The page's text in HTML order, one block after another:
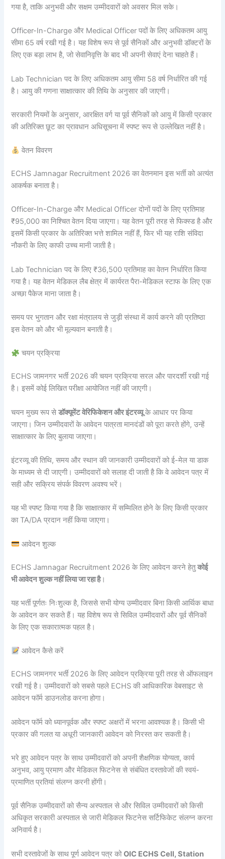
गया है, ताकि अनुभवी और सक्षम उम्मीदवारों को अवसर मिल सके।
Officer-In-Charge और Medical Officer पदों के लिए अधिकतम आयु
सीमा 65 वर्ष रखी गई है। यह विशेष रूप से पूर्व सैनिकों और अनुभवी डॉक्टरों के
लिए एक बड़ा लाभ है, जो सेवानिवृत्ति के बाद भी अपनी सेवाएं देना चाहते हैं।
Lab Technician पद के लिए अधिकतम आयु सीमा 58 वर्ष निर्धारित की गई
है। आयु की गणना साक्षात्कार की तिथि के अनुसार की जाएगी।
सरकारी नियमों के अनुसार, आरक्षित वर्ग या पूर्व सैनिकों को आयु में किसी प्रकार
की अतिरिक्त छूट का प्रावधान अधिसूचना में स्पष्ट रूप से उल्लेखित नहीं है।
वेतन विवरण
ECHS Jamnagar Recruitment 2026 का वेतनमान इस भर्ती को अत्यंत
आकर्षक बनाता है।
Officer-In-Charge और Medical Officer दोनों पदों के लिए प्रतिमाह
₹95,000 का निश्चित वेतन दिया जाएगा। यह वेतन पूरी तरह से फिक्स्ड है और
इसमें किसी प्रकार के अतिरिक्त भत्ते शामिल नहीं हैं, फिर भी यह राशि संविदा
नौकरी के लिए काफी उच्च मानी जाती है।
Lab Technician पद के लिए ₹36,500 प्रतिमाह का वेतन निर्धारित किया
गया है। यह वेतन मेडिकल लैब क्षेत्र में कार्यरत पैरा-मेडिकल स्टाफ के लिए एक
अच्छा पैकेज माना जाता है।
समय पर भुगतान और रक्षा मंत्रालय से जुड़ी संस्था में कार्य करने की प्रतिष्ठा
इस वेतन को और भी मूल्यवान बनाती है।
चयन प्रक्रिया
ECHS जामनगर भर्ती 2026 की चयन प्रक्रिया सरल और पारदर्शी रखी गई
है। इसमें कोई लिखित परीक्षा आयोजित नहीं की जाएगी।
चयन मुख्य रूप सेडॉक्यूमेंट वेरिफिकेशन और इंटरव्यूके आधार पर किया
जाएगा। जिन उम्मीदवारों के आवेदन पात्रता मानदंडों को पूरा करते होंगे, उन्हें
साक्षात्कार के लिए बुलाया जाएगा।
इंटरव्यू की तिथि, समय और स्थान की जानकारी उम्मीदवारों को ई-मेल या डाक
के माध्यम से दी जाएगी। उम्मीदवारों को सलाह दी जाती है कि वे आवेदन पत्र में
सही और सक्रिय संपर्क विवरण अवश्य भरें।
यह भी स्पष्ट किया गया है कि साक्षात्कार में सम्मिलित होने के लिए किसी प्रकार
का TA/DA प्रदान नहीं किया जाएगा।
आवेदन शुल्क
ECHS Jamnagar Recruitment 2026 के लिए आवेदन करने हेतुकोई
भी आवेदन शुल्क नहीं लिया जा रहा है।
यह भर्ती पूर्णतः निःशुल्क है, जिससे सभी योग्य उम्मीदवार बिना किसी आर्थिक बाधा
के आवेदन कर सकते हैं। यह विशेष रूप से सिविल उम्मीदवारों और पूर्व सैनिकों
के लिए एक सकारात्मक पहल है।
आवेदन कैसे करें
ECHS जामनगर भर्ती 2026 के लिए आवेदन प्रक्रिया पूरी तरह से ऑफलाइन
रखी गई है। उम्मीदवारों को सबसे पहले ECHS की आधिकारिक वेबसाइट से
आवेदन फॉर्म डाउनलोड करना होगा।
आवेदन फॉर्म को ध्यानपूर्वक और स्पष्ट अक्षरों में भरना आवश्यक है। किसी भी
प्रकार की गलत या अधूरी जानकारी आवेदन को निरस्त कर सकती है।
भरे हुए आवेदन पत्र के साथ उम्मीदवारों को अपनी शैक्षणिक योग्यता, कार्य
अनुभव, आयु प्रमाण और मेडिकल फिटनेस से संबंधित दस्तावेजों की स्वयं-
प्रमाणित प्रतियां संलग्न करनी होंगी।
पूर्व सैनिक उम्मीदवारों को सैन्य अस्पताल से और सिविल उम्मीदवारों को किसी
अधिकृत सरकारी अस्पताल से जारी मेडिकल फिटनेस सर्टिफिकेट संलग्न करना
अनिवार्य है।
सभी दस्तावेजों के साथ पूर्ण आवेदन पत्र कोOIC ECHS Cell, Station